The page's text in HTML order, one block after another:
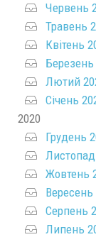
Червень
Травень
Квітень
Березень
Лютий
Січень
2020
Грудень
Жовтень
Вересень
Серпень
Липень